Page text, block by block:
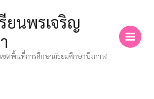
รียนพรเจริญ
ขตพื้นที่การศึกษามัธยมศึกษาบึงกาฬ